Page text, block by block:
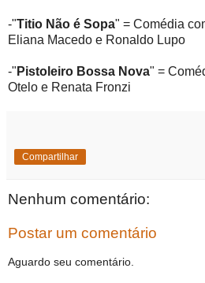
-"Titio Não é Sopa" = Comédia
Eliana Macedo e Ronaldo Lupo
-" Pistoleiro Bossa Nova" =
Otelo e Renata Fronzi
Compartilhar
Nenhum comentário:
Postar um comentário
Aguardo seu comentário.